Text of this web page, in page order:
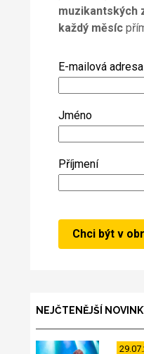
muzikantských
každý měsíc
E-mailová adresa
Jméno
Příjmení
NEJČTENĚJŠÍ